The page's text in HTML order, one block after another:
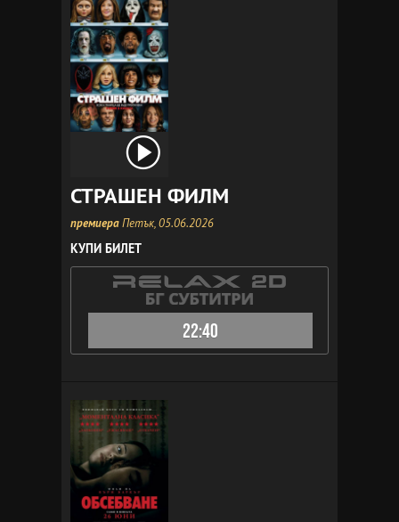
СТРАШЕН ФИЛМ
премиераПетък, 05.06.2026
КУПИ БИЛЕТ
22:40